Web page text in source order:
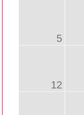
5
12